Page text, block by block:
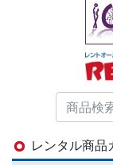
レンタル商品